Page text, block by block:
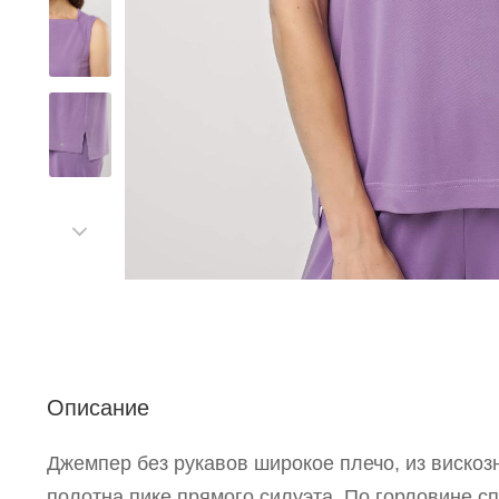
Описание
Джемпер без рукавов широкое плечо, из